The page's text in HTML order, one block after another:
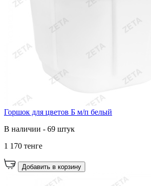
Горшок для цветов Б м/п белый
В наличии - 69 штук
1 170 тенге
Добавить в корзину